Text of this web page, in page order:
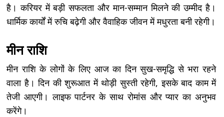
है। करियर में बड़ी सफलता और मान-सम्मान मिलने की उम्मीद है।
धार्मिक कार्यों में रुचि बढ़ेगी और वैवाहिक जीवन में मधुरता बनी रहेगी।
मीन राशि
मीन राशि के लोगों के लिए आज का दिन सुख-समृद्धि से भरा रहने
वाला है। दिन की शुरूआत में थोड़ी सुस्ती रहेगी, इसके बाद काम में
तेजी आएगी। लाइफ पार्टनर के साथ रोमांस और प्यार का अनुभव
करेंगे।